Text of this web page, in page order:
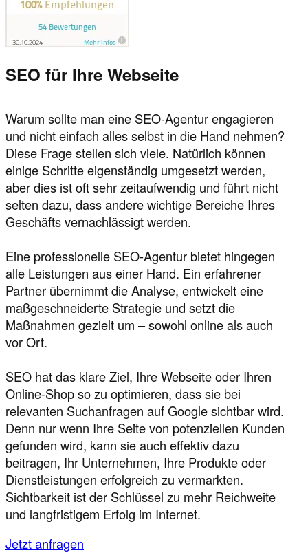
SEO für Ihre Webseite
Warum sollte man eine SEO-Agentur engagieren
und nicht einfach alles selbst in die Hand nehmen?
Diese Frage stellen sich viele. Natürlich können
einige Schritte eigenständig umgesetzt werden,
aber dies ist oft sehr zeitaufwendig und führt nicht
selten dazu, dass andere wichtige Bereiche Ihres
Geschäfts vernachlässigt werden.
Eine professionelle SEO-Agentur bietet hingegen
alle Leistungen aus einer Hand. Ein erfahrener
Partner übernimmt die Analyse, entwickelt eine
maßgeschneiderte Strategie und setzt die
Maßnahmen gezielt um – sowohl online als auch
vor Ort.
SEO hat das klare Ziel, Ihre Webseite oder Ihren
Online-Shop so zu optimieren, dass sie bei
relevanten Suchanfragen auf Google sichtbar wird.
Denn nur wenn Ihre Seite von potenziellen Kunden
gefunden wird, kann sie auch effektiv dazu
beitragen, Ihr Unternehmen, Ihre Produkte oder
Dienstleistungen erfolgreich zu vermarkten.
Sichtbarkeit ist der Schlüssel zu mehr Reichweite
und langfristigem Erfolg im Internet.
Jetzt anfragen